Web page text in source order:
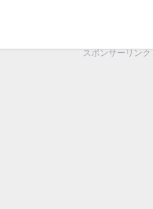
スポンサーリンク